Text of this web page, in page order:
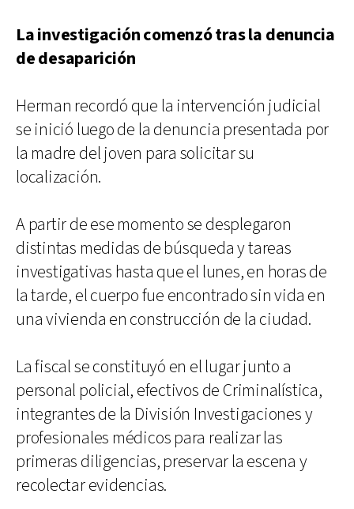
La investigación comenzó tras la denuncia
de desaparición
Herman recordó que la intervención judicial
se inició luego de la denuncia presentada por
la madre del joven para solicitar su
localización.
A partir de ese momento se desplegaron
distintas medidas de búsqueda y tareas
investigativas hasta que el lunes, en horas de
la tarde, el cuerpo fue encontrado sin vida en
una vivienda en construcción de la ciudad.
La fiscal se constituyó en el lugar junto a
personal policial, efectivos de Criminalística,
integrantes de la División Investigaciones y
profesionales médicos para realizar las
primeras diligencias, preservar la escena y
recolectar evidencias.